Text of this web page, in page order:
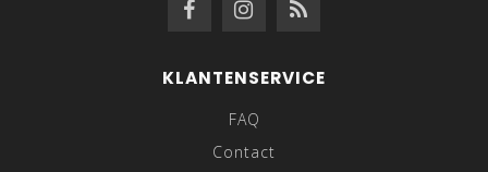
KLANTENSERVICE
FAQ
Contact